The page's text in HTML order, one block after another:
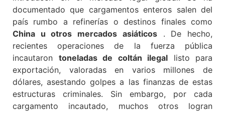
documentado que cargamentos enteros salen del
país rumbo a refinerías o destinos finales como
China u otros mercados asiáticos. De hecho,
recientes operaciones de la fuerza pública
incautaron toneladas de coltán ilegal listo para
exportación, valoradas en varios millones de
dólares, asestando golpes a las finanzas de estas
estructuras criminales. Sin embargo, por cada
cargamento incautado, muchos otros logran